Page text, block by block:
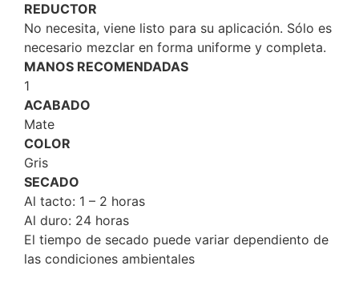
REDUCTOR
No necesita, viene listo para su aplicación. Sólo es
necesario mezclar en forma uniforme y completa.
MANOS RECOMENDADAS
1
ACABADO
Mate
COLOR
Gris
SECADO
Al tacto: 1 – 2 horas
Al duro: 24 horas
El tiempo de secado puede variar dependiento de
las condiciones ambientales